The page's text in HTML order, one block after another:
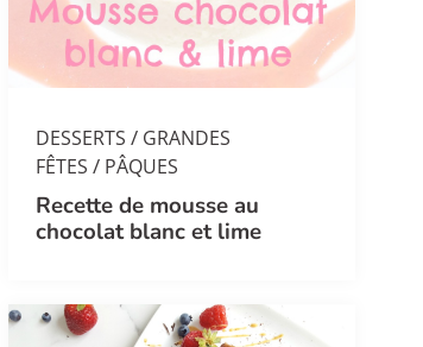
DESSERTS / GRANDES
FÊTES / PÂQUES
Recette de mousse au
chocolat blanc et lime